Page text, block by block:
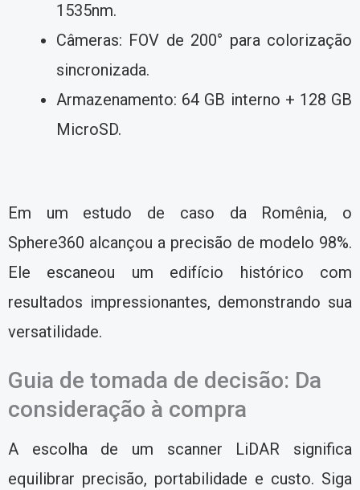
1535nm.
Câmeras: FOV de 200° para colorização
sincronizada.
Armazenamento: 64 GB interno + 128 GB
MicroSD.
Em um estudo de caso da Romênia, o
Sphere360 alcançou a precisão de modelo 98%.
Ele escaneou um edifício histórico com
resultados impressionantes, demonstrando sua
versatilidade.
Guia de tomada de decisão: Da
consideração à compra
A escolha de um scanner LiDAR significa
equilibrar precisão, portabilidade e custo. Siga